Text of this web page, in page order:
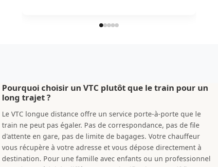
Pourquoi choisir un VTC plutôt que le train pour un
long trajet ?
Le VTC longue distance offre un service porte-à-porte que le
train ne peut pas égaler. Pas de correspondance, pas de file
d'attente en gare, pas de limite de bagages. Votre chauffeur
vous récupère à votre adresse et vous dépose directement à
destination. Pour une famille avec enfants ou un professionnel